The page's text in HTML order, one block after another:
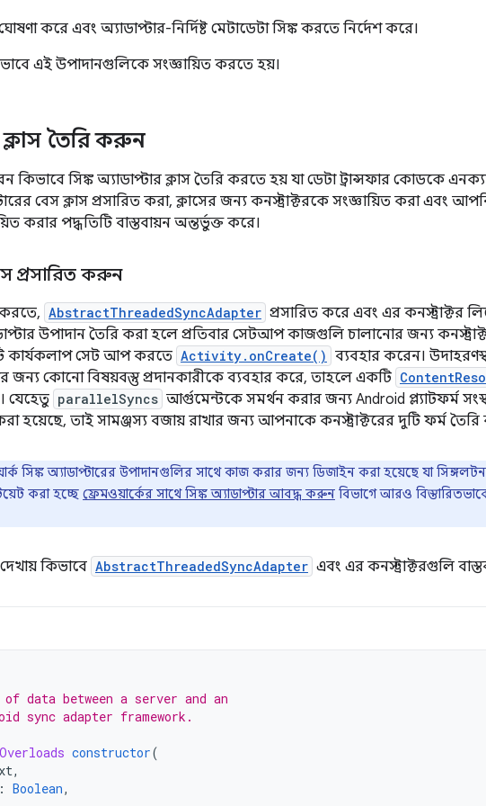
করে এবং অ্যাডাপ্টার-নির্দিষ্ট মেটাডেটা সিঙ্ক করতে নির্দেশ করে।
এই উপাদানগুলিকে সংজ্ঞায়িত করতে হয়।
ক্লাস তৈরি করুন
সিঙ্ক অ্যাডাপ্টার ক্লাস তৈরি করতে হয় যা ডেটা ট্রান্সফার কোডকে
বেস ক্লাস প্রসারিত করা, ক্লাসের জন্য কনস্ট্রাক্টরকে সংজ্ঞায়িত করা এবং
করার পদ্ধতিটি বাস্তবায়ন অন্তর্ভুক্ত করে।
প্রসারিত করুন
করতে, AbstractThreadedSyncAdapter প্রসারিত করে এবং এর কনস্ট্রাক্টর
উপাদান তৈরি করা হলে প্রতিবার সেটআপ কাজগুলি চালানোর জন্য
সেট আপ করতে Activity.onCreate() ব্যবহার করেন।
জন্য কোনো বিষয়বস্তু প্রদানকারীকে ব্যবহার করে, তাহলে একটি
যেহেতু parallelSyncs আর্গুমেন্টকে সমর্থন করার জন্য Android প্ল্যাটফর্ম
হয়েছে, তাই সামঞ্জস্য বজায় রাখার জন্য আপনাকে কনস্ট্রাক্টরের দুটি ফর্ম
সিঙ্ক অ্যাডাপ্টারের উপাদানগুলির সাথে কাজ করার জন্য ডিজাইন করা হয়েছে যা
করা হচ্ছে ফ্রেমওয়ার্কের সাথে সিঙ্ক অ্যাডাপ্টার আবদ্ধ করুন বিভাগে আরও
কিভাবে AbstractThreadedSyncAdapter এবং এর কনস্ট্রাক্টরগুলি
data between a server and an
sync adapter framework.
constructor(
,
Boolean,